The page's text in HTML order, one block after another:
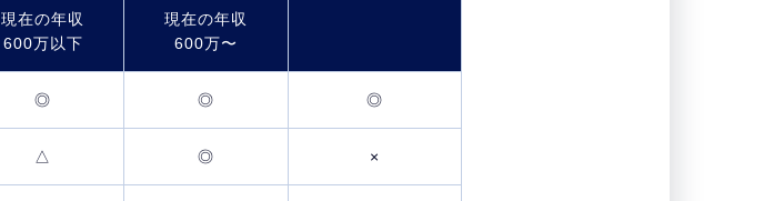
現在の年収
600万以下
現在の年収
600万〜
◎ ◎ ◎
△ ◎ ×